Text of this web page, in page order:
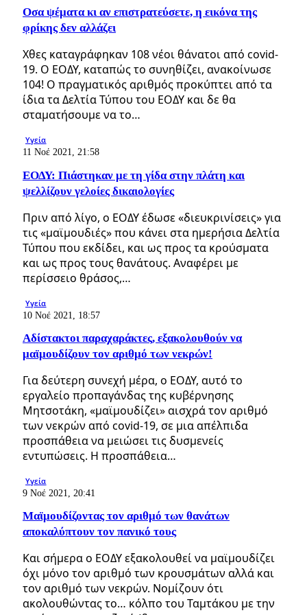
Oσα ψέματα κι αν επιστρατεύσετε, η εικόνα της
φρίκης δεν αλλάζει
Χθες καταγράφηκαν 108 νέοι θάνατοι από covid-
19. O EOΔΥ, καταπώς το συνηθίζει, ανακοίνωσε
104! Ο πραγματικός αριθμός προκύπτει από τα
ίδια τα Δελτία Τύπου του ΕΟΔΥ και δε θα
σταματήσουμε να το…
Υγεία
11 Νοέ 2021, 21:58
ΕΟΔΥ: Πιάστηκαν με τη γίδα στην πλάτη και
ψελλίζουν γελοίες δικαιολογίες
Πριν από λίγo, ο ΕΟΔΥ έδωσε «διευκρινίσεις» για
τις «μαϊμουδιές» που κάνει στα ημερήσια Δελτία
Τύπου που εκδίδει, και ως προς τα κρούσματα
και ως προς τους θανάτους. Aναφέρει με
περίσσειο θράσος,…
Υγεία
10 Νοέ 2021, 18:57
Αδίστακτοι παραχαράκτες, εξακολουθούν να
μαϊμουδίζουν τον αριθμό των νεκρών!
Για δεύτερη συνεχή μέρα, ο ΕΟΔΥ, αυτό το
εργαλείο προπαγάνδας της κυβέρνησης
Μητσοτάκη, «μαϊμουδίζει» αισχρά τον αριθμό
των νεκρών από covid-19, σε μια απέλπιδα
προσπάθεια να μειώσει τις δυσμενείς
εντυπώσεις. Η προσπάθεια…
Υγεία
9 Νοέ 2021, 20:41
Μαϊμουδίζοντας τον αριθμό των θανάτων
αποκαλύπτουν τον πανικό τους
Kαι σήμερα ο ΕΟΔΥ εξακολουθεί να μαϊμουδίζει
όχι μόνο τον αριθμό των κρουσμάτων αλλά και
τον αριθμό των νεκρών. Νομίζουν ότι
ακολουθώντας το… κόλπο του Ταμτάκου με την